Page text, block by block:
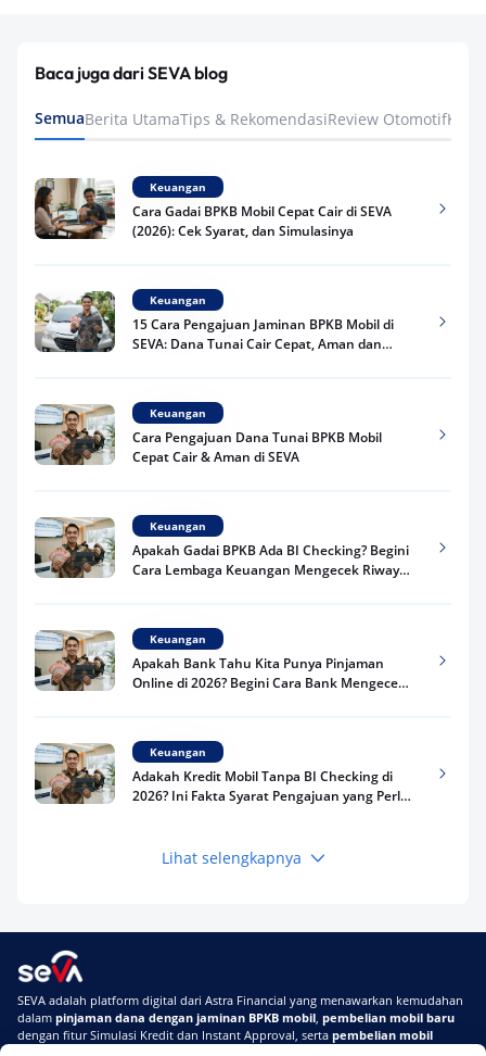
Baca juga dari SEVA blog
SemuaBerita UtamaTips & RekomendasiReview Otomotif
Keuangan
Cara Gadai BPKB Mobil Cepat Cair di SEVA
(2026): Cek Syarat, dan Simulasinya
Keuangan
15 Cara Pengajuan Jaminan BPKB Mobil di
SEVA: Dana Tunai Cair Cepat, Aman dan
Keuangan
Cara Pengajuan Dana Tunai BPKB Mobil
Cepat Cair & Aman di SEVA
Keuangan
Apakah Gadai BPKB Ada BI Checking? Begini
Cara Lembaga Keuangan Mengecek Riwayat
Keuangan
Apakah Bank Tahu Kita Punya Pinjaman
Online di 2026? Begini Cara Bank Mengecek
Keuangan
Adakah Kredit Mobil Tanpa BI Checking di
2026? Ini Fakta Syarat Pengajuan yang Perlu
Keuangan
Terpercaya
Telat Bayar Pinjol 2 Hari, Apakah Langsung
Masuk BI Checking? Simak Peraturan
Terbarunya di 2026
Lihat selengkapnya
SEVA adalah platform digital dari Astra Financial yang menawarkan kemudahan
dalam pinjaman dana dengan jaminan BPKB mobil, pembelian mobil baru
dengan fitur Simulasi Kredit dan Instant Approval, serta pembelian mobil